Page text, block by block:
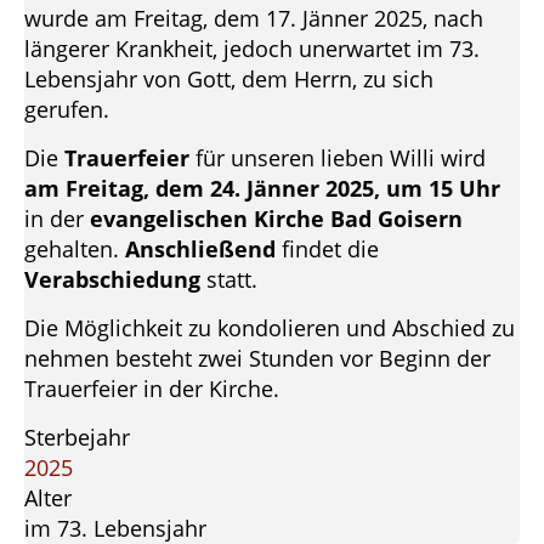
wurde am Freitag, dem 17. Jänner 2025, nach
längerer Krankheit, jedoch unerwartet im 73.
Lebensjahr von Gott, dem Herrn, zu sich
gerufen.
Die Trauerfeier für unseren lieben Willi wird
am Freitag, dem 24. Jänner 2025, um 15 Uhr
in der evangelischen Kirche Bad Goisern
gehalten. Anschließend findet die
Verabschiedung statt.
Die Möglichkeit zu kondolieren und Abschied zu
nehmen besteht zwei Stunden vor Beginn der
Trauerfeier in der Kirche.
Sterbejahr
2025
Alter
im 73. Lebensjahr